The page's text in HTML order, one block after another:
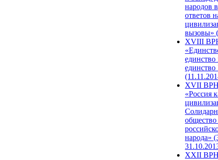
народов
ответов
вызовы»
XVIII
единство
единство
XVII
«Россия
народа»
XXII